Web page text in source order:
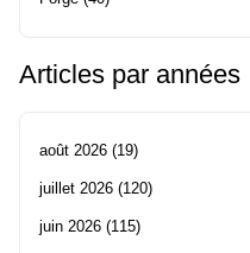
Articles par années
août 2026 (19)
juillet 2026 (120)
juin 2026 (115)